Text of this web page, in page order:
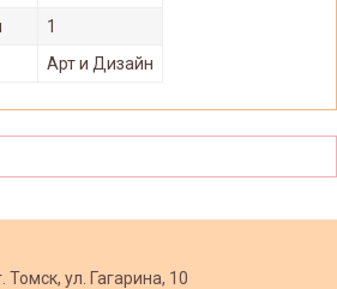
1
Арт и Дизайн
Томск, ул. Гагарина, 10